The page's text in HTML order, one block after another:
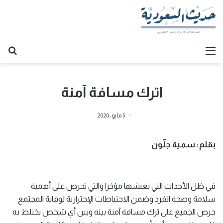
القائمة
‏اترك مسافة آمنة
5 مايو، 2020
بقلم: سمية جلّون
‏في ظل الأحداث التي نعيشها مؤخرا والتي تحرص على أهمية
سلامة وصحة الفرد وضمن الاحتياطات الإحترازية لوقاية المجتمع
حرص الجميع على ترك مسافة آمنة بينه وبين أي شخص يختلط به